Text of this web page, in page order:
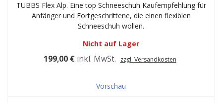
TUBBS Flex Alp. Eine top Schneeschuh Kaufempfehlung für
Anfänger und Fortgeschrittene, die einen flexiblen
Schneeschuh wollen.
Nicht auf Lager
199,00 € inkl. MwSt. zzgl. Versandkosten
Vorschau